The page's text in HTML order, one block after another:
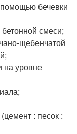
бечевки
смеси;
щебенчатой
на уровне
: песок :